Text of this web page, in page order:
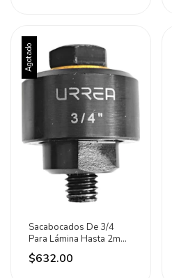
Agotado
Sacabocados De 3/4
Para Lámina Hasta 2mm
Marca Urrea
$632.00